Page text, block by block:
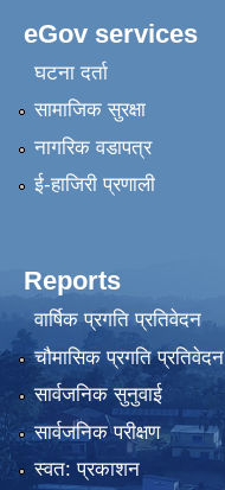
eGov services
घटना दर्ता
सामाजिक सुरक्षा
नागरिक वडापत्र
ई-हाजिरी प्रणाली
Reports
वार्षिक प्रगति प्रतिवेदन
चौमासिक प्रगति प्रतिवेदन
सार्वजनिक सुनुवाई
सार्वजनिक परीक्षण
स्वत: प्रकाशन